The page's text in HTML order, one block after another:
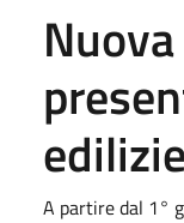
edilizie
A partire dal 1°